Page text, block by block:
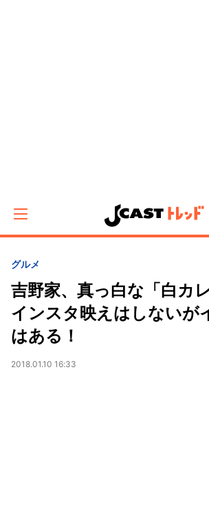
グルメ
吉野家、真っ白な「白カ
インスタ映えはしないが
はある！
2018.01.10 16:33